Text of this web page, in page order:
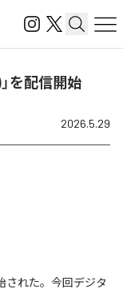
を配信開始
2026.5.29
された。今回デジタ